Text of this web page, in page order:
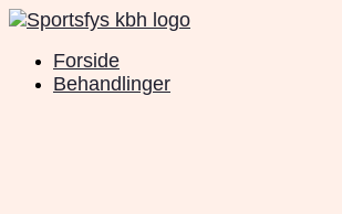
Videre
indholdForside
Behandlinger